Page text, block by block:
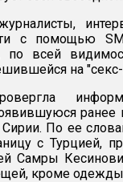
с помощью
по всей
на
По ее
с Турцией,
Самры
кроме